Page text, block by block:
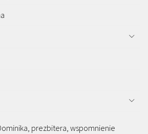
prezbitera, wspomnienie